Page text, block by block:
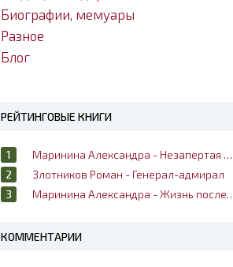
Биографии, мемуары
Разное
Блог
РЕЙТИНГОВЫЕ КНИГИ
Маринина Александра - Незапертая дверь
Злотников Роман - Генерал-адмирал
Маринина Александра - Жизнь после жизни
КОММЕНТАРИИ